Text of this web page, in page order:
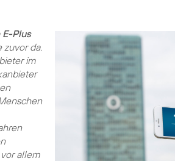
Plus
zuvor da.
im
allem